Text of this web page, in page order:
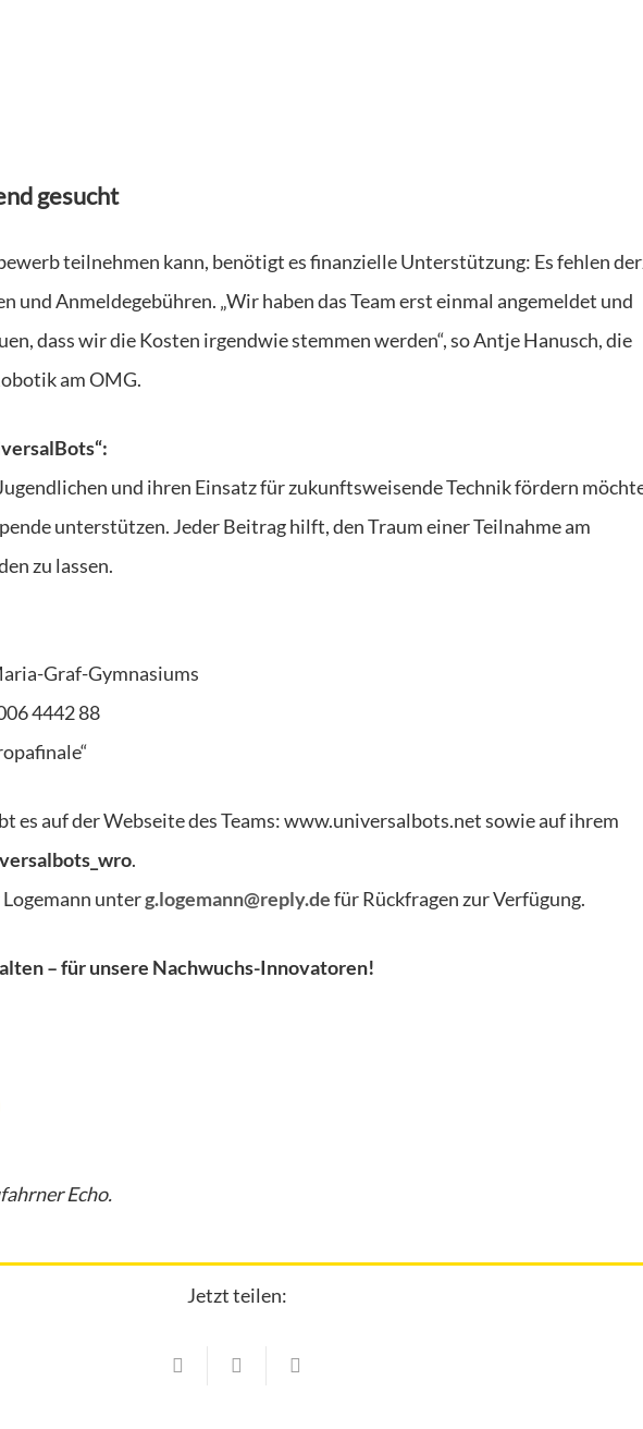
gesucht
teilnehmen kann, benötigt es finanzielle Unterstützung: Es fehlen
und Anmeldegebühren. „Wir haben das Team erst einmal angemeldet und
dass wir die Kosten irgendwie stemmen werden“, so Antje Hanusch, die
am OMG.
und ihren Einsatz für zukunftsweisende Technik fördern
unterstützen. Jeder Beitrag hilft, den Traum einer Teilnahme am
zu lassen.
Graf-Gymnasiums
4442 88
es auf der Webseite des Teams: www.universalbots.net sowie auf ihrem
.
unterg.logemann@reply.defür Rückfragen zur Verfügung.
– für unsere Nachwuchs-Innovatoren!
Echo.
Jetzt teilen: